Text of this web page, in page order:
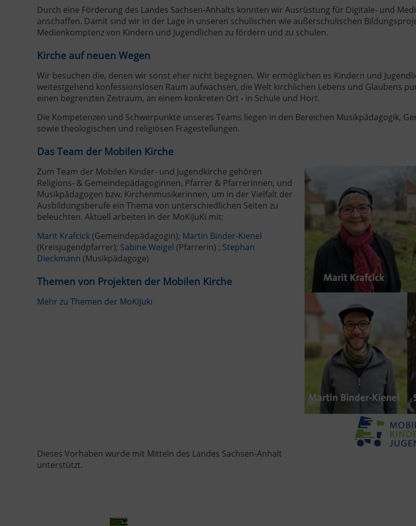
Durch eine Förderung des Landes Sachsen-Anhalts konnten wir Ausrüstung für Digitale- und
anschaffen. Damit sind wir in der Lage in unseren schulischen wie außerschulischen
Medienkomptenz von Kindern und Jugendlichen zu fördern und zu schulen.
Kirche auf neuen Wegen
Wir besuchen die, denen wir sonst eher nicht begegnen. Wir ermöglichen es Kindern und
weitestgehend konfessionslosen Raum aufwachsen, die Welt kirchlichen Lebens und Glaubens
einen begrenzten Zeitraum, an einem konkreten Ort - in Schule und Hort.
Die Kompetenzen und Schwerpunkte unseres Teams liegen in den Bereichen Musikpädagogik,
sowie theologischen und religiösen Fragestellungen.
Das Team der Mobilen Kirche
Zum Team der Mobilen Kinder- und Jugendkirche gehören
Religions- & Gemeindepädagoginnen, Pfarrer & Pfarrerinnen, und
Musikpädagogen bzw. Kirchenmusikerinnen, um in der Vielfalt der
Ausbildungsberufe ein Thema von unterschiedlichen Seiten zu
beleuchten. Aktuell arbeiten in der MoKiJuKi mit:
Marit Krafcick (Gemeindepädagogin); Martin Binder-Kienel
(Kreisjugendpfarrer); Sabine Weigel (Pfarrerin) ; Stephan
Dieckmann (Musikpädagoge)
Themen von Projekten der Mobilen Kirche
Mehr zu Themen der MoKiJuki
Dieses Vorhaben wurde mit Mitteln des Landes Sachsen-Anhalt
unterstützt.